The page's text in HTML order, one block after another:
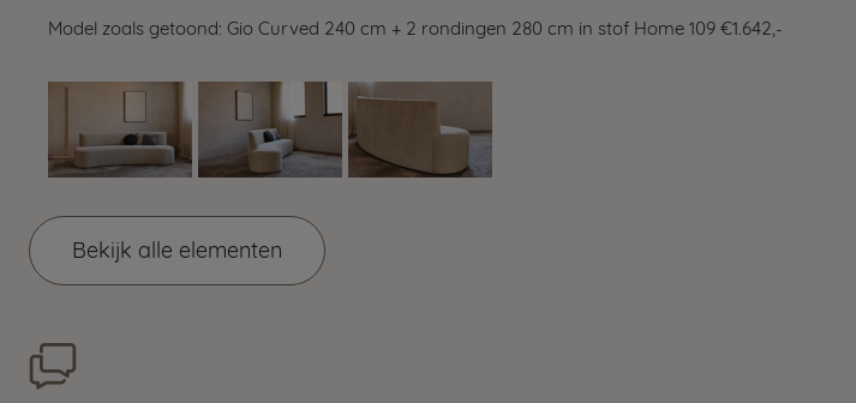
Model zoals getoond: Gio Curved 240 cm + 2 rondingen 280 cm in stof Home 109 €1.642,-
Bekijk alle elementen